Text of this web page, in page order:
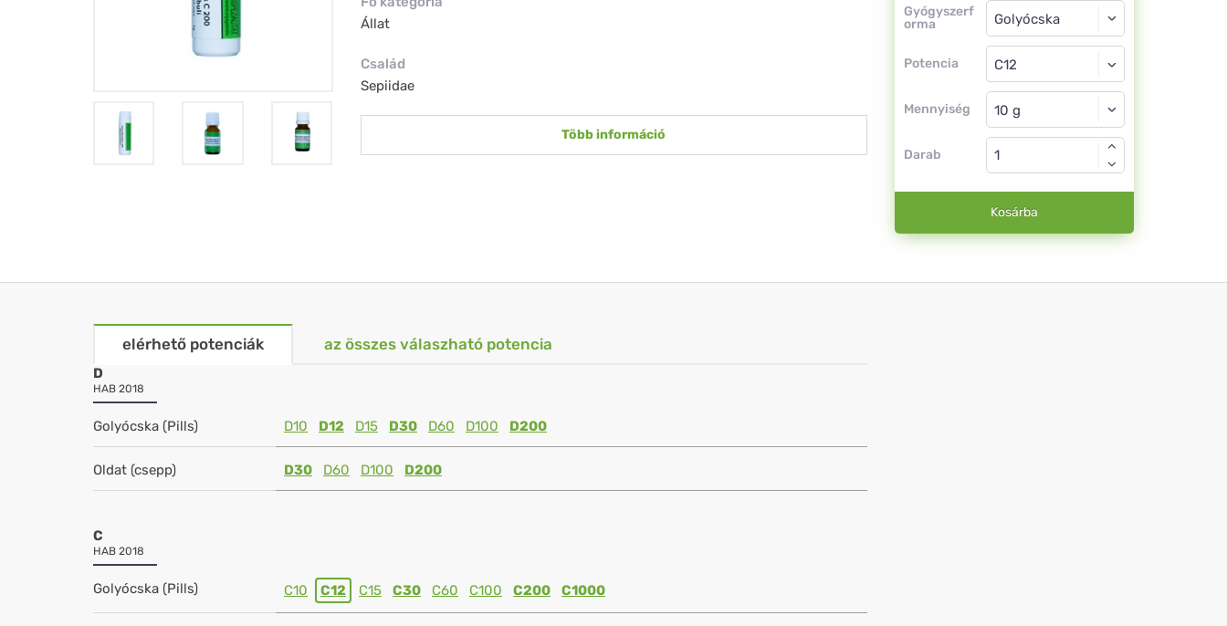
Állat
Család
Sepiidae
Több információ
Gyógyszerf
orma
Gyógyszerforma
Potencia
Golyócska
C12
Mennyiség
Golyócska
Darab
Kosárba
elérhető potenciák az összes válaszható potencia
D
HAB 2018
Golyócska (Pills) D10 D12 D15 D30 D60 D100 D200
Oldat (csepp) D30 D60 D100 D200
C
HAB 2018
Golyócska (Pills) C10 C12 C15 C30 C60 C100 C200 C1000